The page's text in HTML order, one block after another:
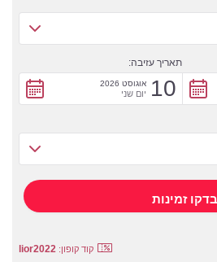
תאריך עזיבה:
10 אוגוסט 2026
יום שני
קוד קופון: lior2022